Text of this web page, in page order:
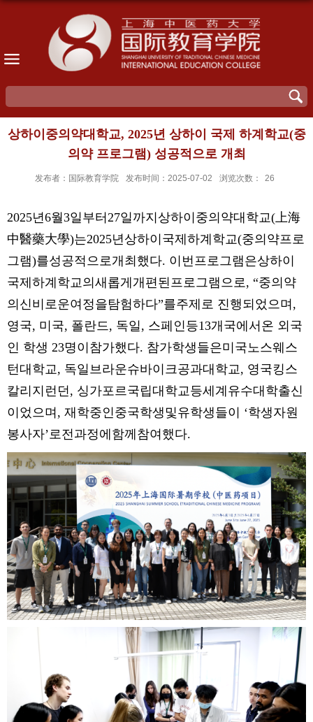
상하이중의약대학교, 2025년 상하이 국제 하계학교(중
의약 프로그램) 성공적으로 개최
发布者：国际教育学院 发布时间：2025-07-02 浏览次数： 26
2025년6월3일부터27일까지상하이중의약대학교(上海
中醫藥大學)는2025년상하이국제하계학교(중의약프로
그램)를성공적으로개최했다. 이번프로그램은상하이
국제하계학교의새롭게개편된프로그램으로, “중의약
의신비로운여정을탐험하다”를주제로 진행되었으며,
영국, 미국, 폴란드, 독일, 스페인등13개국에서온 외국
인 학생 23명이참가했다. 참가학생들은미국노스웨스
턴대학교, 독일브라운슈바이크공과대학교, 영국킹스
칼리지런던, 싱가포르국립대학교등세계유수대학출신
이었으며, 재학중인중국학생및유학생들이 ‘학생자원
봉사자’로전과정에함께참여했다.